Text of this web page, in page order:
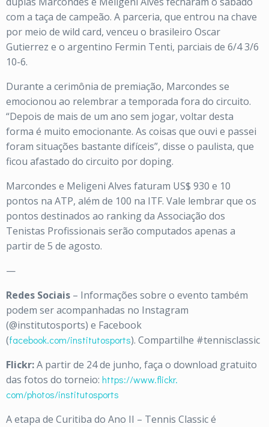
com a taça de campeão. A parceria, que entrou na chave
por meio de wild card, venceu o brasileiro Oscar
Gutierrez e o argentino Fermin Tenti, parciais de 6/4 3/6
10-6.
Durante a cerimônia de premiação, Marcondes se
emocionou ao relembrar a temporada fora do circuito.
“Depois de mais de um ano sem jogar, voltar desta
forma é muito emocionante. As coisas que ouvi e passei
foram situações bastante difíceis”, disse o paulista, que
ficou afastado do circuito por doping.
Marcondes e Meligeni Alves faturam US$ 930 e 10
pontos na ATP, além de 100 na ITF. Vale lembrar que os
pontos destinados ao ranking da Associação dos
Tenistas Profissionais serão computados apenas a
partir de 5 de agosto.
—
Redes Sociais – Informações sobre o evento também
podem ser acompanhadas no Instagram
(@institutosports) e Facebook
(facebook.com/institutosports). Compartilhe #tennisclassic
Flickr:A partir de 24 de junho, faça o download gratuito
das fotos do torneio: https://www.flickr.
com/photos/institutosports
A etapa de Curitiba do Ano II – Tennis Classic é